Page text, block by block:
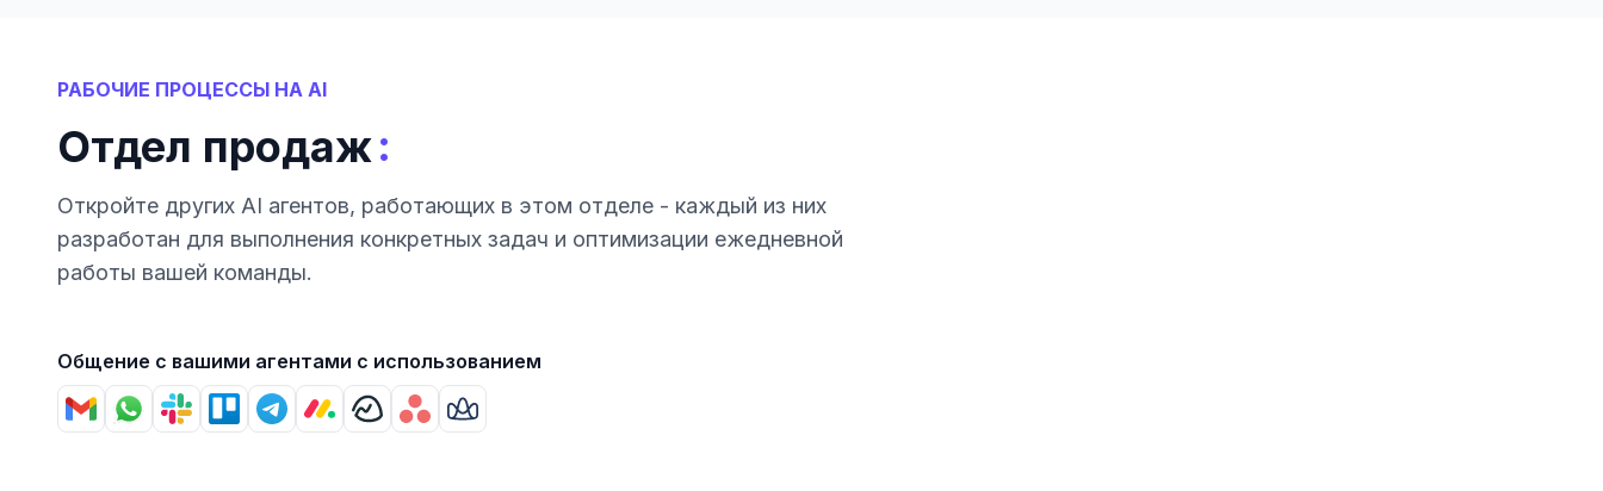
РАБОЧИЕ ПРОЦЕССЫ НА AI
Отдел продаж:
Откройте других AI агентов, работающих в этом отделе - каждый из них
разработан для выполнения конкретных задач и оптимизации ежедневной
работы вашей команды.
Общение с вашими агентами с использованием